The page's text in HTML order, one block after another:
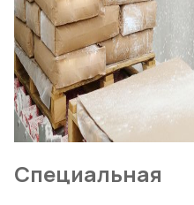
Специальная